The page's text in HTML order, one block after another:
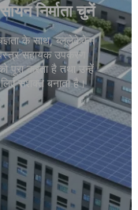
निर्माता चुनें
के साथ, ब्लूलेकेकेम
सहायक उपकरण
पूरा करता है तथा उन्हें
लिए सशक्त बनाता है।